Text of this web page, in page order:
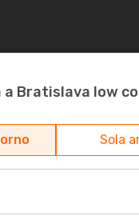
a Bratislava low
Sola